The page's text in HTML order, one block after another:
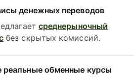
денежных переводов
среднерыночный
без скрытых комиссий.
реальные обменные курсы